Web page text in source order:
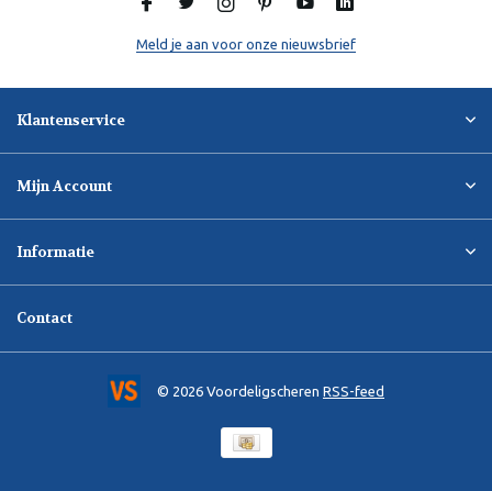
Meld je aan voor onze nieuwsbrief
Klantenservice
Mijn Account
Informatie
Contact
© 2026 Voordeligscheren RSS-feed